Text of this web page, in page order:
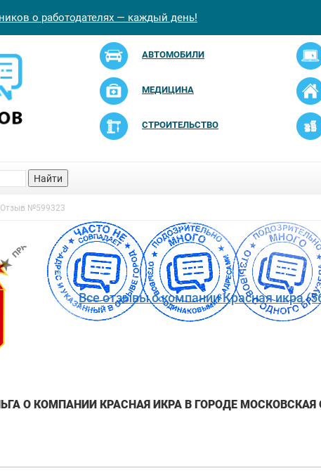
о работодателях — каждый день!
АВТОМОБИЛИ
МЕДИЦИНА
СТРОИТЕЛЬСТВО
Найти
Отзыв №599323
Все отзывы о компании Красная икра
О КОМПАНИИ КРАСНАЯ ИКРА В ГОРОДЕ МОСКОВСКАЯ